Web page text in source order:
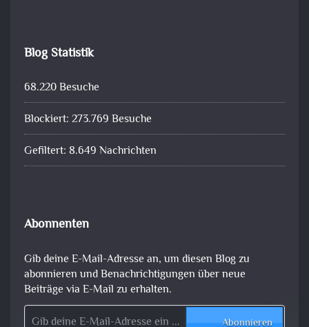
Blog Statistik
68.220 Besuche
Blockiert: 273.769 Besuche
Gefiltert: 8.649 Nachrichten
Abonnenten
Gib deine E-Mail-Adresse an, um diesen Blog zu
abonnieren und Benachrichtigungen über neue
Beiträge via E-Mail zu erhalten.
Gib deine E-Mail-Adresse ein ...
Abonnieren